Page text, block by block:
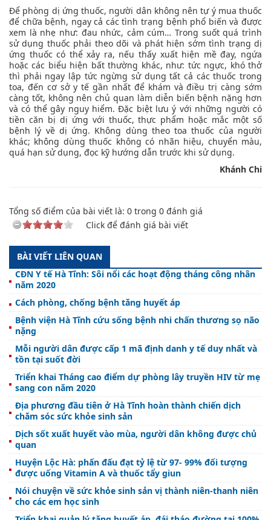
Để phòng dị ứng thuốc, người dân không nên tự ý mua thuốc
để chữa bệnh, ngay cả các tình trạng bệnh phổ biến và được
xem là nhẹ như: đau nhức, cảm cúm… Trong suốt quá trình
sử dụng thuốc phải theo dõi và phát hiện sớm tình trạng dị
ứng thuốc có thể xảy ra, nếu thấy xuất hiện mề đay, ngứa
hoặc các biểu hiện bất thường khác, như: tức ngực, khó thở
thì phải ngay lập tức ngừng sử dụng tất cả các thuốc trong
toa, đến cơ sở y tế gần nhất để khám và điều trị càng sớm
càng tốt, không nên chủ quan làm diễn biến bệnh nặng hơn
và có thể gây nguy hiểm. Đặc biệt lưu ý với những người có
tiền căn bị dị ứng với thuốc, thực phẩm hoặc mắc một số
bệnh lý về dị ứng. Không dùng theo toa thuốc của người
khác; không dùng thuốc không có nhãn hiệu, chuyển màu,
quá hạn sử dụng, đọc kỹ hướng dẫn trước khi sử dụng.
Khánh Chi
Tổng số điểm của bài viết là: 0 trong 0 đánh giá
Click để đánh giá bài viết
BÀI VIẾT LIÊN QUAN
CĐN Y tế Hà Tĩnh: Sôi nổi các hoạt động tháng công nhân
năm 2020
Cách phòng, chống bệnh tăng huyết áp
Bệnh viện Hà Tĩnh cứu sống bệnh nhi chấn thương sọ não
nặng
Mỗi người dân được cấp 1 mã định danh y tế duy nhất và
tồn tại suốt đời
Triển khai Tháng cao điểm dự phòng lây truyền HIV từ mẹ
sang con năm 2020
Địa phương đầu tiên ở Hà Tĩnh hoàn thành chiến dịch
chăm sóc sức khỏe sinh sản
Dịch sốt xuất huyết vào mùa, người dân không được chủ
quan
Huyện Lộc Hà: phấn đấu đạt tỷ lệ từ 97- 99% đối tượng
được uống Vitamin A và thuốc tẩy giun
Nói chuyện về sức khỏe sinh sản vị thành niên-thanh niên
cho các em học sinh